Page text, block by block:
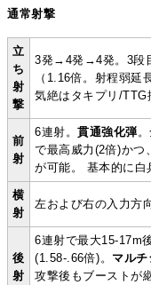
通常射撃
立
ち
射
撃
3発→4発→4発。3段
（1.16倍。射程弱延
気絶はタキプリ/TTG
前
射
6連射。貫通強化弾
で最高威力(2倍)かつ
が可能。 基本的に白
横
射
左および右の入力方
後
射
6連射で最大15-17m
(1.58-.66倍)。 マルチ
攻撃後もブーストが